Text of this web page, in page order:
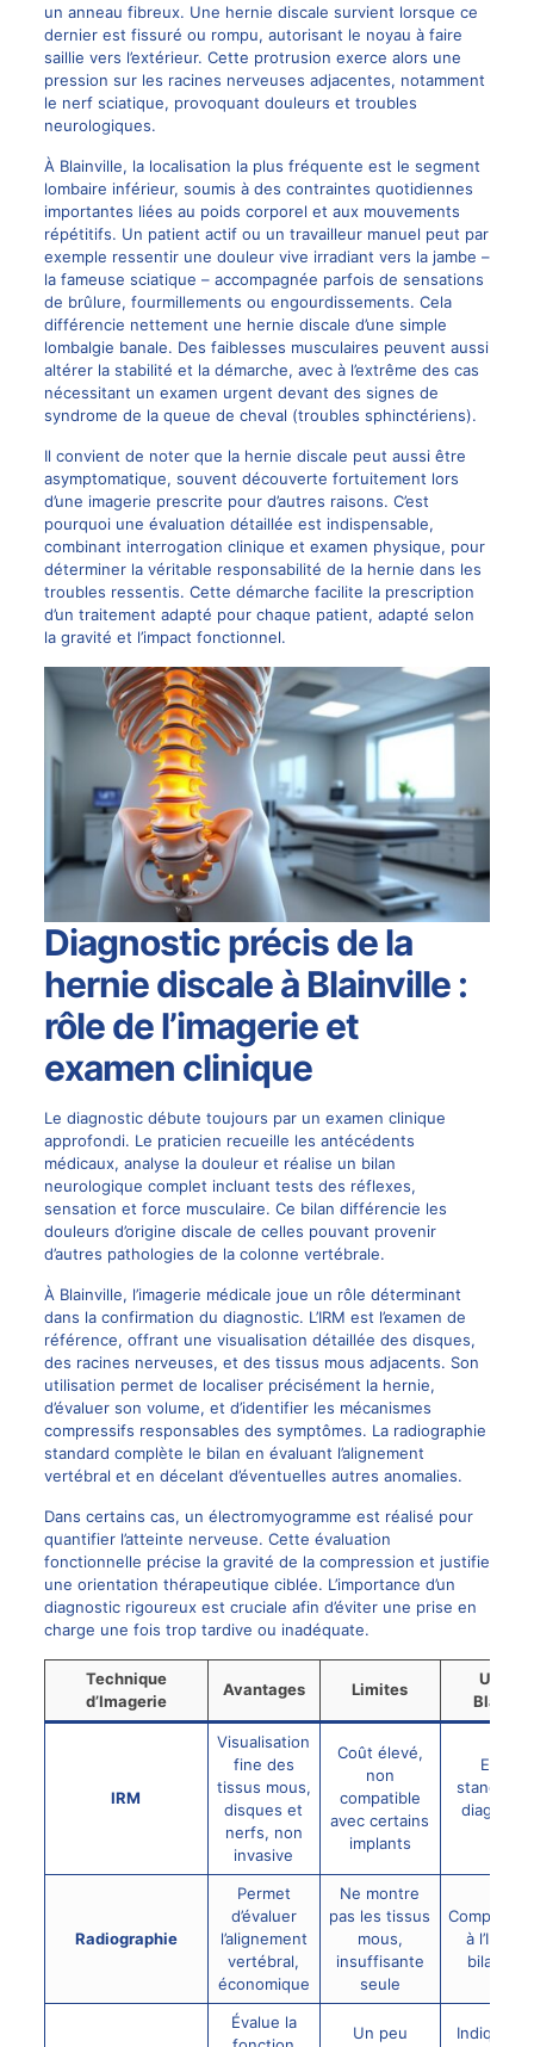
un anneau fibreux. Une hernie discale survient lorsque ce
dernier est fissuré ou rompu, autorisant le noyau à faire
saillie vers l’extérieur. Cette protrusion exerce alors une
pression sur les racines nerveuses adjacentes, notamment
le nerf sciatique, provoquant douleurs et troubles
neurologiques.
À Blainville, la localisation la plus fréquente est le segment
lombaire inférieur, soumis à des contraintes quotidiennes
importantes liées au poids corporel et aux mouvements
répétitifs. Un patient actif ou un travailleur manuel peut par
exemple ressentir une douleur vive irradiant vers la jambe –
la fameuse sciatique – accompagnée parfois de sensations
de brûlure, fourmillements ou engourdissements. Cela
différencie nettement une hernie discale d’une simple
lombalgie banale. Des faiblesses musculaires peuvent aussi
altérer la stabilité et la démarche, avec à l’extrême des cas
nécessitant un examen urgent devant des signes de
syndrome de la queue de cheval (troubles sphinctériens).
Il convient de noter que la hernie discale peut aussi être
asymptomatique, souvent découverte fortuitement lors
d’une imagerie prescrite pour d’autres raisons. C’est
pourquoi une évaluation détaillée est indispensable,
combinant interrogation clinique et examen physique, pour
déterminer la véritable responsabilité de la hernie dans les
troubles ressentis. Cette démarche facilite la prescription
d’un traitement adapté pour chaque patient, adapté selon
la gravité et l’impact fonctionnel.
Diagnostic précis de la
hernie discale à Blainville :
rôle de l’imagerie et
examen clinique
Le diagnostic débute toujours par un examen clinique
approfondi. Le praticien recueille les antécédents
médicaux, analyse la douleur et réalise un bilan
neurologique complet incluant tests des réflexes,
sensation et force musculaire. Ce bilan différencie les
douleurs d’origine discale de celles pouvant provenir
d’autres pathologies de la colonne vertébrale.
À Blainville, l’imagerie médicale joue un rôle déterminant
dans la confirmation du diagnostic. L’IRM est l’examen de
référence, offrant une visualisation détaillée des disques,
des racines nerveuses, et des tissus mous adjacents. Son
utilisation permet de localiser précisément la hernie,
d’évaluer son volume, et d’identifier les mécanismes
compressifs responsables des symptômes. La radiographie
standard complète le bilan en évaluant l’alignement
vertébral et en décelant d’éventuelles autres anomalies.
Dans certains cas, un électromyogramme est réalisé pour
quantifier l’atteinte nerveuse. Cette évaluation
fonctionnelle précise la gravité de la compression et justifie
une orientation thérapeutique ciblée. L’importance d’un
diagnostic rigoureux est cruciale afin d’éviter une prise en
charge une fois trop tardive ou inadéquate.
Technique
d’Imagerie
Avantages Limites
Usage
IRM
Visualisation
fine des
tissus mous,
disques et
nerfs, non
invasive
Coût élevé,
non
compatible
avec certains
implants
standard
Radiographie
Permet
d’évaluer
l’alignement
vertébral,
économique
Ne montre
pas les tissus
mous,
insuffisante
seule
à l’IRM
bilan
Évalue la
Un peu
Indiquée